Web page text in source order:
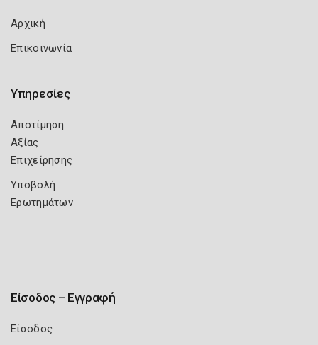
Αρχική
Επικοινωνία
Υπηρεσίες
Αποτίμηση
Αξίας
Επιχείρησης
Υποβολή
Ερωτημάτων
Είσοδος – Εγγραφή
Είσοδος